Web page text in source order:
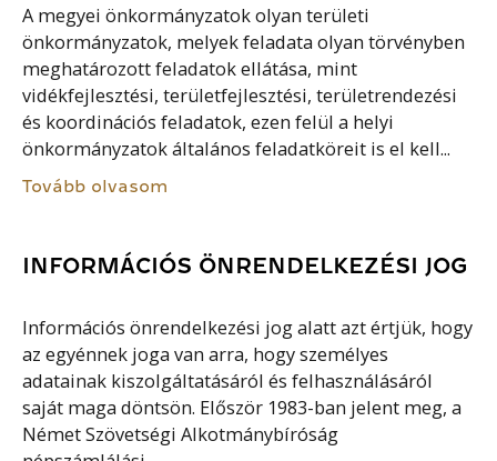
A megyei önkormányzatok olyan területi
önkormányzatok, melyek feladata olyan törvényben
meghatározott feladatok ellátása, mint
vidékfejlesztési, területfejlesztési, területrendezési
és koordinációs feladatok, ezen felül a helyi
önkormányzatok általános feladatköreit is el kell...
Tovább olvasom
INFORMÁCIÓS ÖNRENDELKEZÉSI JOG
Információs önrendelkezési jog alatt azt értjük, hogy
az egyénnek joga van arra, hogy személyes
adatainak kiszolgáltatásáról és felhasználásáról
saját maga döntsön. Először 1983-ban jelent meg, a
Német Szövetségi Alkotmánybíróság